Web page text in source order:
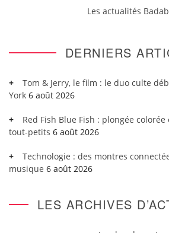
Les actualités
DERNIERS
Tom & Jerry, le film : le duo culte
York 6 août 2026
Red Fish Blue Fish : plongée
tout-petits 6 août 2026
Technologie : des montres
musique 6 août 2026
LES ARCHIVES